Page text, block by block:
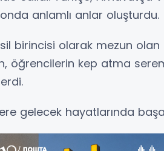
anlamlı anlar oluşturdu.
birincisi olarak mezun olan
öğrencilerin kep atma
gelecek hayatlarında